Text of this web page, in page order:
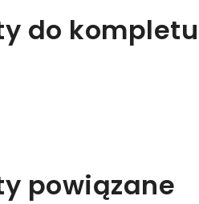
do kompletu
powiązane